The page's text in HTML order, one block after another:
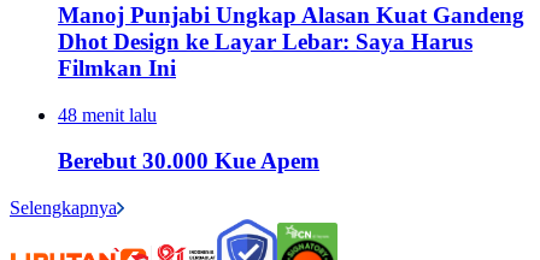
Manoj Punjabi Ungkap Alasan Kuat Gandeng
Dhot Design ke Layar Lebar: Saya Harus
Filmkan Ini
48 menit lalu
Berebut 30.000 Kue Apem
Selengkapnya